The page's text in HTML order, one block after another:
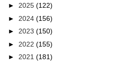
► 2025 (122)
► 2024 (156)
► 2023 (150)
► 2022 (155)
► 2021 (181)